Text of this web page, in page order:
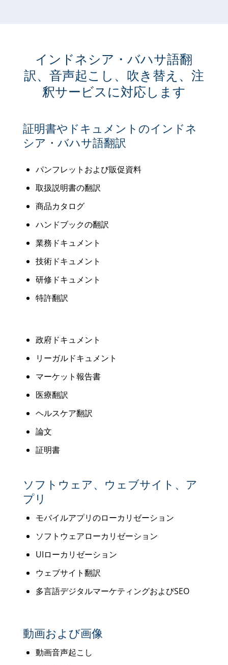
インドネシア・バハサ語翻
訳、音声起こし、吹き替え、注
釈サービスに対応します
証明書やドキュメントのインドネ
シア・バハサ語翻訳
パンフレットおよび販促資料
取扱説明書の翻訳
商品カタログ
ハンドブックの翻訳
業務ドキュメント
技術ドキュメント
研修ドキュメント
特許翻訳
政府ドキュメント
リーガルドキュメント
マーケット報告書
医療翻訳
ヘルスケア翻訳
論文
証明書
ソフトウェア、ウェブサイト、ア
プリ
モバイルアプリのローカリゼーション
ソフトウェアローカリゼーション
UIローカリゼーション
ウェブサイト翻訳
多言語デジタルマーケティングおよびSEO
動画および画像
動画音声起こし